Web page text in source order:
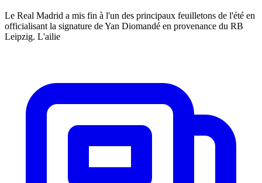
Le Real Madrid a mis fin à l'un des principaux feuilletons de l'été en
officialisant la signature de Yan Diomandé en provenance du RB
Leipzig. L'ailie